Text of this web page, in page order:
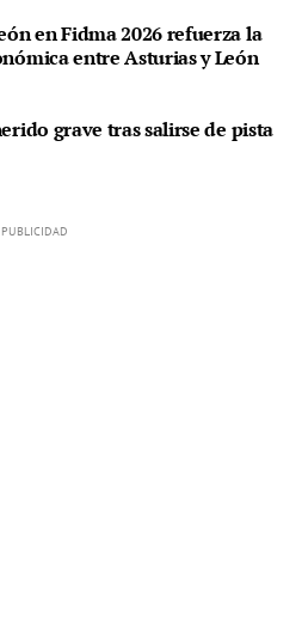
en Fidma 2026 refuerza la
entre Asturias y León
grave tras salirse de pista